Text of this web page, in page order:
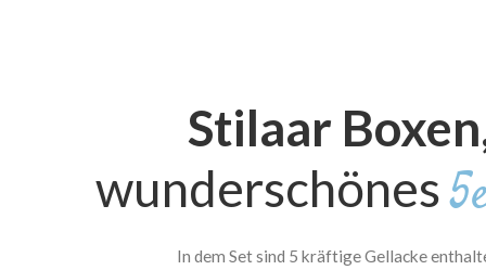
Stilaar
wunderschönes
In dem Set sind 5 kräftige Gellacke